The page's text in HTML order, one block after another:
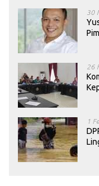
30
26
1